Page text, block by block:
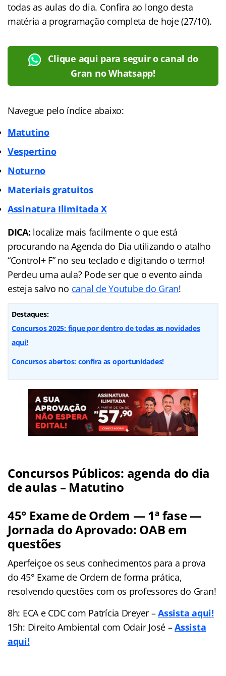
todas as aulas do dia. Confira ao longo desta
matéria a programação completa de hoje (27/10).
Clique aqui para seguir o canal do
Gran no Whatsapp!
Navegue pelo índice abaixo:
Matutino
Vespertino
Noturno
Materiais gratuitos
Assinatura Ilimitada X
DICA: localize mais facilmente o que está
procurando na Agenda do Dia utilizando o atalho
“Control+ F” no seu teclado e digitando o termo!
Perdeu uma aula? Pode ser que o evento ainda
esteja salvo no canal de Youtube do Gran!
Destaques:
Concursos 2025: fique por dentro de todas as novidades
aqui!
Concursos abertos: confira as oportunidades!
Concursos Públicos: agenda do dia
de aulas – Matutino
45° Exame de Ordem — 1ª fase —
Jornada do Aprovado: OAB em
questões
Aperfeiçoe os seus conhecimentos para a prova
do 45° Exame de Ordem de forma prática,
resolvendo questões com os professores do Gran!
8h: ECA e CDC com Patrícia Dreyer –Assista aqui!
15h: Direito Ambiental com Odair José –Assista
aqui!